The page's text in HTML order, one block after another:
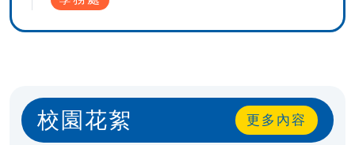
校園花絮 更多內容